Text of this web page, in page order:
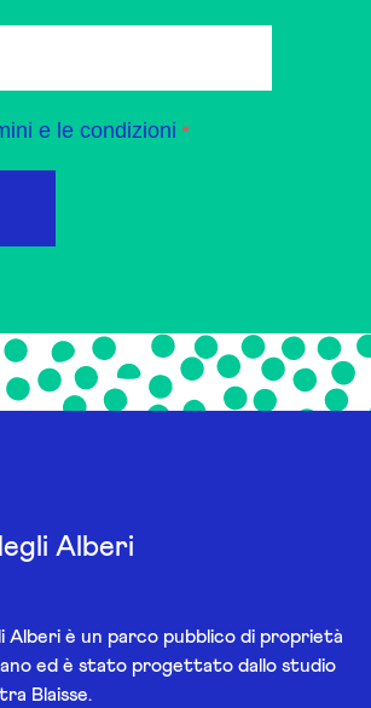
e le condizioni
Alberi
Alberi è un parco pubblico di proprietà
ed è stato progettato dallo studio
Blaisse.